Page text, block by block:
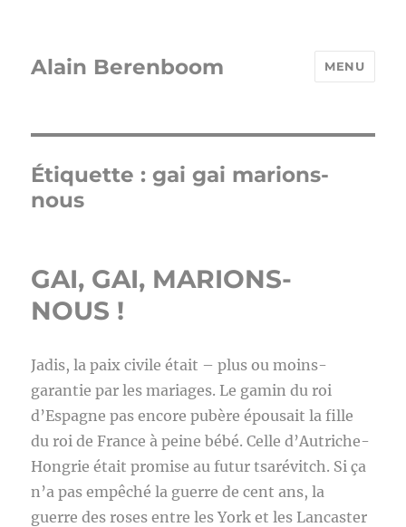
Alain Berenboom MENU
Étiquette :gai gai marions-
nous
GAI, GAI, MARIONS-
NOUS !
Jadis, la paix civile était – plus ou moins-
garantie par les mariages. Le gamin du roi
d’Espagne pas encore pubère épousait la fille
du roi de France à peine bébé. Celle d’Autriche-
Hongrie était promise au futur tsarévitch. Si ça
n’a pas empêché la guerre de cent ans, la
guerre des roses entre les York et les Lancaster